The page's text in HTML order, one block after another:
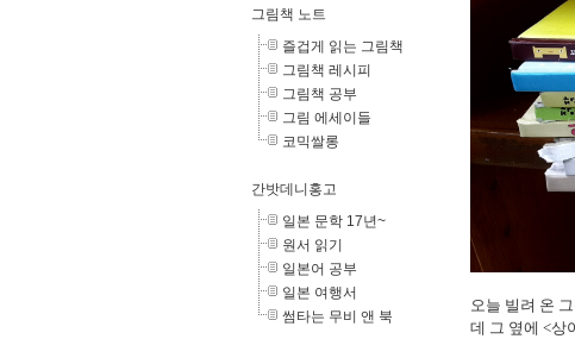
그림책 노트
즐겁게 읽는 그림책
그림책 레시피
그림책 공부
그림 에세이들
코믹쌀롱
간밧데니홍고
일본 문학 17년~
원서 읽기
일본어 공부
일본 여행서
썸타는 무비 앤 북
오늘 빌려 온
데 그 옆에 <상